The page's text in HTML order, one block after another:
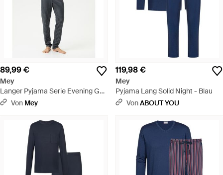
89,99 €
Mey
Langer Pyjama Serie Evening Geo
Oxblood - Lila
Von Mey
119,98 €
Mey
Pyjama Lang Solid Night - Blau
VonABOUT YOU